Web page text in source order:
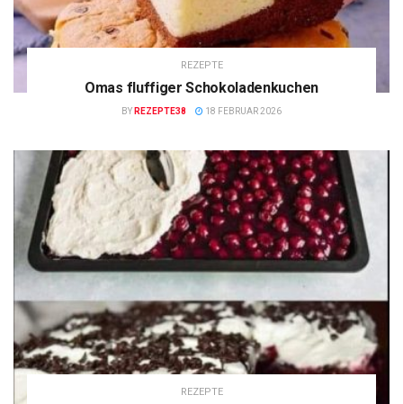
REZEPTE
Omas fluffiger Schokoladenkuchen
BY REZEPTE38 18 FEBRUAR 2026
REZEPTE